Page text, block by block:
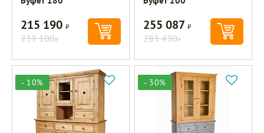
215 190Р
239 100Р
255 087Р
283 430Р
- 10% - 30%